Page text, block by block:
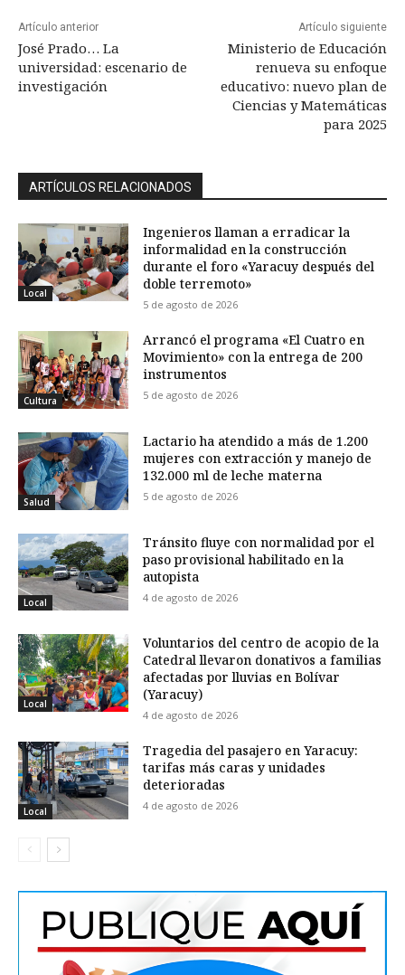
Artículo anterior
José Prado… La
universidad: escenario de
investigación
Artículo siguiente
Ministerio de Educación
renueva su enfoque
educativo: nuevo plan de
Ciencias y Matemáticas
para 2025
ARTÍCULOS RELACIONADOS
Local
Ingenieros llaman a erradicar la
informalidad en la construcción
durante el foro «Yaracuy después del
doble terremoto»
5 de agosto de 2026
Cultura
Arrancó el programa «El Cuatro en
Movimiento» con la entrega de 200
instrumentos
5 de agosto de 2026
Salud
Lactario ha atendido a más de 1.200
mujeres con extracción y manejo de
132.000 ml de leche materna
5 de agosto de 2026
Local
Tránsito fluye con normalidad por el
paso provisional habilitado en la
autopista
4 de agosto de 2026
Local
Voluntarios del centro de acopio de la
Catedral llevaron donativos a familias
afectadas por lluvias en Bolívar
(Yaracuy)
4 de agosto de 2026
Local
Tragedia del pasajero en Yaracuy:
tarifas más caras y unidades
deterioradas
4 de agosto de 2026